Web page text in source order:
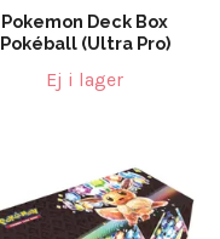
Pokemon Deck Box
Pokéball (Ultra Pro)
Ej i lager